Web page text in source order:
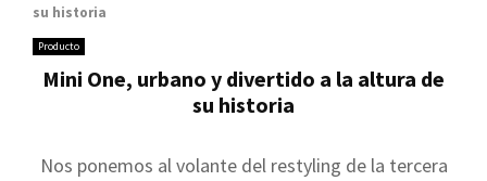
su historia
Producto
Mini One, urbano y divertido a la altura de
su historia
Nos ponemos al volante del restyling de la tercera